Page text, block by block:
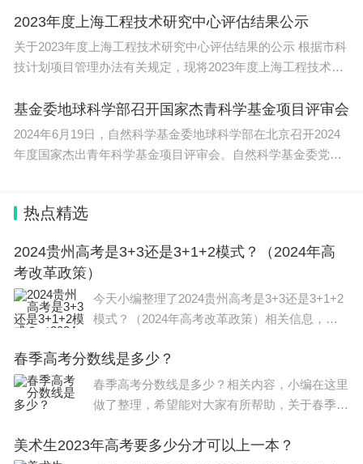
同联动与深化改革，着力构筑“投资+投行+投研”服务
新质生产力的全链条优势，不断提升综合金融服务水
平，加快释放整合融合效能，财富管理、投资银行、
营业绩创同期历史新高，为加快打造具备国际竞争力
与市场引领力的一流投资银行奠定坚实基础。
务和两融业务预计将大幅受益。Wind数据显示，今
95.22%，创历史新高。上半年A股日均成交额约2.74
万亿元，同比增长96.90%。
从股权承销数量来看，Wind数据显示，今年上半
年，国泰海通承销保荐的IPO新股数量达到14家，在
所有券商中排名第一，包括大普微、长进光子等多只
热门新股，高于中金公司（12家）和中信证券（10
家）。
2023年度上海工程技术研究中心评估结果公示
关于2023年度上海工程技术研究中心评估结果的公示 根据市科
技计划项目管理办法有关规定，现将2023年度上海工程技术研
基金委地球科学部召开国家杰青科学基金项目评审会
2024年6月19日，自然科学基金委地球科学部在北京召开2024
年度国家杰出青年科学基金项目评审会。自然科学基金委党组
热点精选
2024贵州高考是3+3还是3+1+2模式？（2024年高
考改革政策）
今天小编整理了2024贵州高考是3+3还是3+1+2
模式？（2024年高考改革政策）相关信息，希
考 是3+1+2模式，不分文理科，其中语文、数
学、外语3门课为统考科目，在
春季高考分数线是多少？
春季高考分数线是多少？相关内容，小编在这里
做了整理，希望能对大家有所帮助，关于春季高
022年春季高考批录取最低分数线在420-440分
美术生2023年高考要多少分才可以上一本？